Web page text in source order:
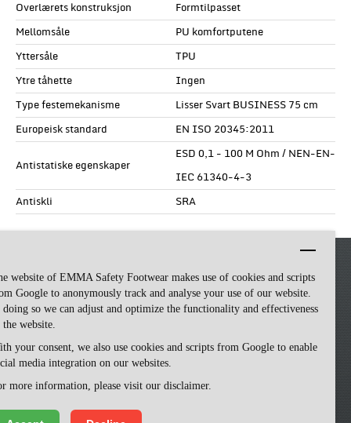
website of EMMA Safety Footwear makes use of cookies and scripts
Google to anonymously track and analyse your use of our website.
so we can adjust and optimize the functionality and effectiveness
website.
your consent, we also use cookies and scripts from Google to enable
media integration on our websites.
more information, please visit our disclaimer.
Overlærets konstruksjon
Formtilpasset
Mellomsåle
PU komfortputene
Yttersåle
TPU
Ytre tåhette
Ingen
Type festemekanisme
Lisser Svart BUSINESS 75 cm
Europeisk standard
EN ISO 20345:2011
Antistatiske egenskaper
ESD 0,1 - 100 M Ohm / NEN-EN-
IEC 61340-4-3
Antiskli
SRA
Emma Safety Footwear - made by ivengi